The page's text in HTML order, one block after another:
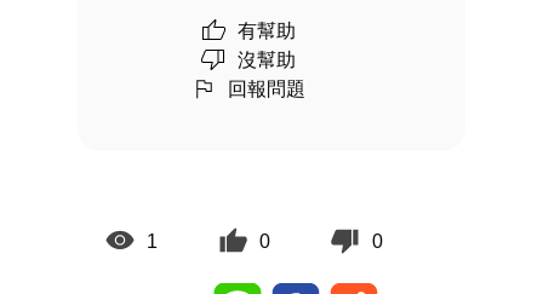
有幫助
沒幫助
回報問題
1 0 0